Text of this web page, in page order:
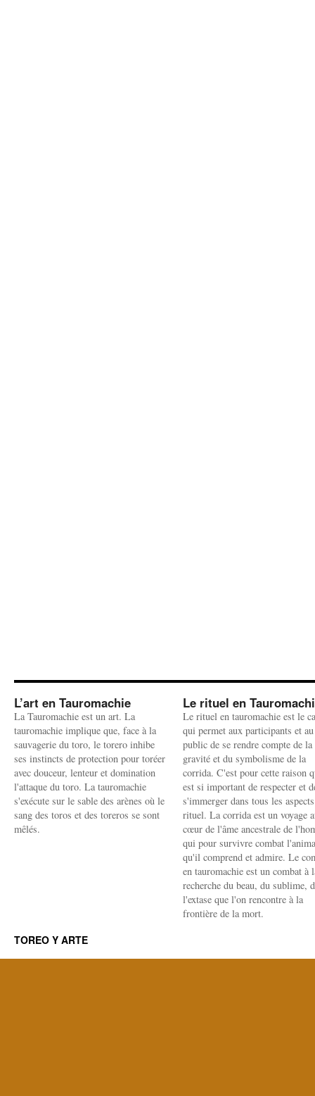
L’art en Tauromachie
La Tauromachie est un art. La
tauromachie implique que, face à la
sauvagerie du toro, le torero inhibe
ses instincts de protection pour toréer
avec douceur, lenteur et domination
l'attaque du toro. La tauromachie
s'exécute sur le sable des arènes où le
sang des toros et des toreros se sont
mêlés.
Le rituel en
Le rituel en tauromachie est le
qui permet aux participants et au
public de se rendre compte de la
gravité et du symbolisme de la
corrida. C'est pour cette raison
est si important de respecter et
s'immerger dans tous les
rituel. La corrida est un voyage
cœur de l'âme ancestrale de
qui pour survivre combat
qu'il comprend et admire. Le
en tauromachie est un combat à
recherche du beau, du sublime,
l'extase que l'on rencontre à la
frontière de la mort.
TOREO Y ARTE